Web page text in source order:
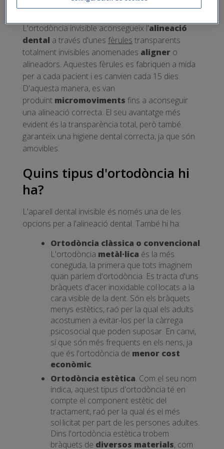
què serveix?
L'ortodòncia invisible aconsegueix l'alineació
dental a través d'unes fèrules transparents
totalment invisibles anomenades aligner o
alineadors. Aquestes fèrules es fabriquen a mida
per a cada pacient i es canvien cada 15 dies.
D'aquesta manera, es van
produint micromoviments fins a aconseguir
una alineació correcta. El seu avantatge més
evident és la transparència total, però també
garanteix una higiene dental correcta, ja que són
amovibles.
Quins tipus d'ortodòncia hi
ha?
L'aparell dental invisible és només una de les
opcions per a l'alineació dental. També hi ha:
Ortodòncia clàssica o convencional.
L'ortodòncia metàl·lica és la més
coneguda, la primera que tots imaginem
quan parlem d'ortodòncia. Es tracta d'uns
bràquets d'acer inoxidable col·locats a la
cara visible de la dent. Són els bràquets
menys estètics, raó per la qual els adults
acostumen a evitar-los per la càrrega
psicosocial que poden suposar. En canvi,
sí que són més freqüents en els nens, ja
que és l'ortodòncia de menor cost
econòmic.
Ortodòncia estètica. Com el seu nom
indica, aquest tipus d'ortodòncia té en
compte el component estètic del
tractament, raó per la qual és el més
sol·licitat per part de les persones adultes.
Dins l'ortodòncia estètica trobem
bràquets de diversos materials, com